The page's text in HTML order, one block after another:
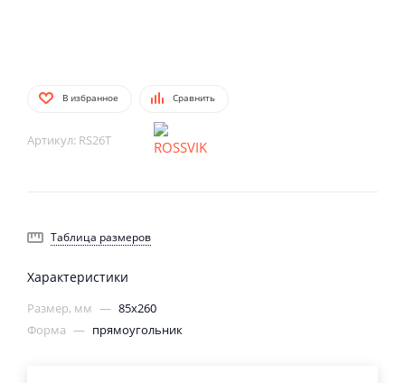
В избранное Сравнить
Артикул: RS26T
Таблица размеров
Характеристики
Размер, мм — 85х260
Форма — прямоугольник